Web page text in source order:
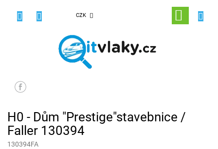
CZK
NÁKUPNÍ
KOŠÍK
H0 - Dům "Prestige"stavebnice /
Faller 130394
130394FA